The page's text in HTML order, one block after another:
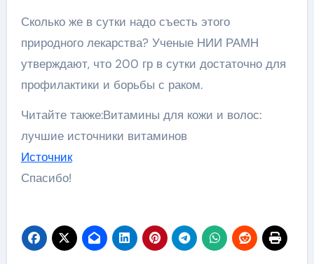
Сколько же в сутки надо съесть этого
природного лекарства? Ученые НИИ РАМН
утверждают, что 200 гр в сутки достаточно для
профилактики и борьбы с раком.
Читайте также:Витамины для кожи и волос:
лучшие источники витаминов
Источник
Спасибо!